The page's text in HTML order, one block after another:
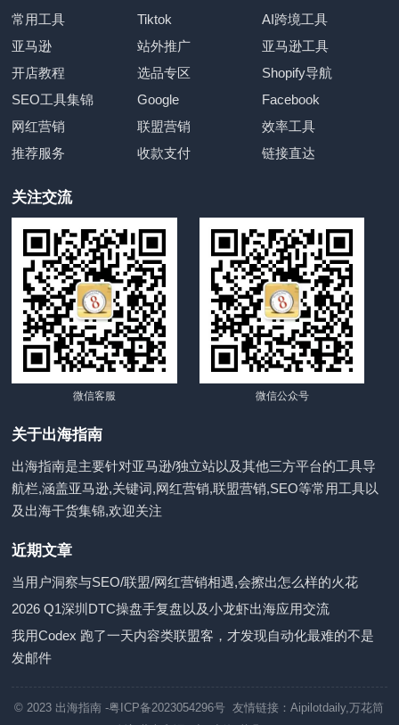
常用工具 Tiktok
AI跨境工具
亚马逊
站外推广
亚马逊工具
开店教程
选品专区
Shopify导航
SEO工具集锦
Google
Facebook
网红营销
联盟营销
效率工具
推荐服务
收款支付 链接直达
关注交流
微信客服 微信公众号
关于出海指南
出海指南是主要针对亚马逊/独立站以及其他三方平台的工具导
航栏,涵盖亚马逊,关键词,网红营销,联盟营销,SEO等常用工具以
及出海干货集锦,欢迎关注
近期文章
当用户洞察与SEO/联盟/网红营销相遇,会擦出怎么样的火花
2026 Q1深圳DTC操盘手复盘以及小龙虾出海应用交流
我用Codex 跑了一天内容类联盟客，才发现自动化最难的不是
发邮件
© 2023 出海指南 -粤ICP备2023054296号 友情链接：Aipilotdaily,万花筒